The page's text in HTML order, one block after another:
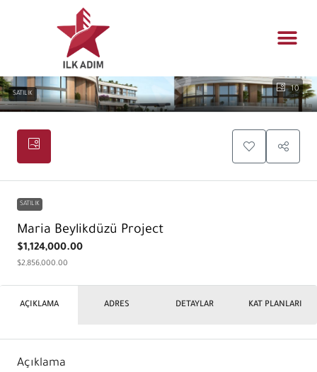
10
SATILIK
SATILIK
Maria Beylikdüzü Project
$1,124,000.00
$2,856,000.00
AÇIKLAMA ADRES DETAYLAR KAT PLANLARI
Açıklama